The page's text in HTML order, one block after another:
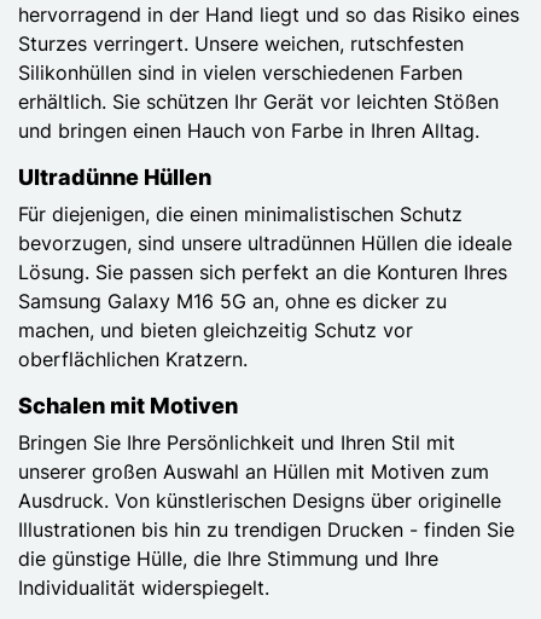
hervorragend in der Hand liegt und so das Risiko eines
Sturzes verringert. Unsere weichen, rutschfesten
Silikonhüllen sind in vielen verschiedenen Farben
erhältlich. Sie schützen Ihr Gerät vor leichten Stößen
und bringen einen Hauch von Farbe in Ihren Alltag.
Ultradünne Hüllen
Für diejenigen, die einen minimalistischen Schutz
bevorzugen, sind unsere ultradünnen Hüllen die ideale
Lösung. Sie passen sich perfekt an die Konturen Ihres
Samsung Galaxy M16 5G an, ohne es dicker zu
machen, und bieten gleichzeitig Schutz vor
oberflächlichen Kratzern.
Schalen mit Motiven
Bringen Sie Ihre Persönlichkeit und Ihren Stil mit
unserer großen Auswahl an Hüllen mit Motiven zum
Ausdruck. Von künstlerischen Designs über originelle
Illustrationen bis hin zu trendigen Drucken - finden Sie
die günstige Hülle, die Ihre Stimmung und Ihre
Individualität widerspiegelt.